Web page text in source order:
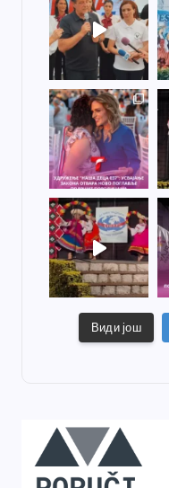
Види још